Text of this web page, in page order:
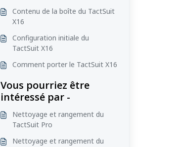
Contenu de la boîte du TactSuit
X16
Configuration initiale du
TactSuit X16
Comment porter le TactSuit X16
Vous pourriez être
intéressé par -
Nettoyage et rangement du
TactSuit Pro
Nettoyage et rangement du